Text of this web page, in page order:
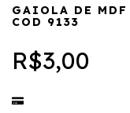
GAIOLA DE MDF
COD 9133
R$3,00